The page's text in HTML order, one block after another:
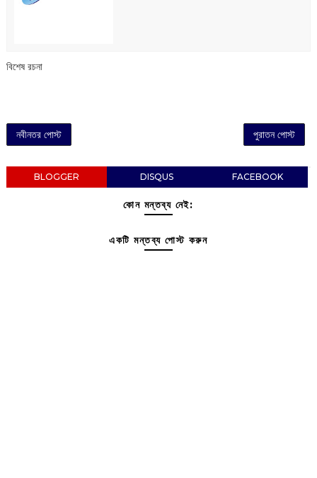
বিশেষ রচনা
নবীনতর পোস্ট পুরাতন পোস্ট
BLOGGER DISQUS FACEBOOK
কোন মন্তব্য নেই:
একটি মন্তব্য পোস্ট করুন